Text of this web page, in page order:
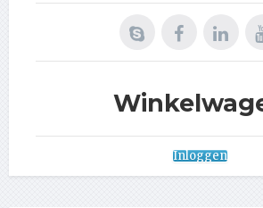
Inloggen